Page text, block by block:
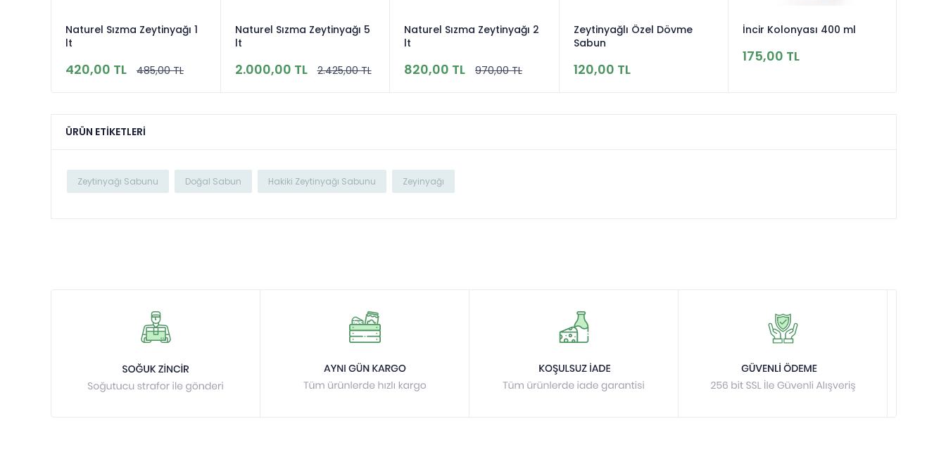
Naturel Sızma Zeytinyağı 1
lt
420,00 TL 485,00 TL
Naturel Sızma Zeytinyağı 5
lt
2.000,00 TL 2.425,00 TL
Naturel Sızma Zeytinyağı 2
lt
820,00 TL 970,00 TL
Zeytinyağlı Özel Dövme
Sabun
120,00 TL
İncir Kolonyası 400 ml
175,00 TL
ÜRÜN ETIKETLERI
Zeytinyağı Sabunu Doğal Sabun Hakiki Zeytinyağı Sabunu Zeyinyağı